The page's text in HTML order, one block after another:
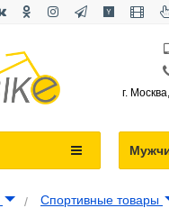
г.
Спортивные товары